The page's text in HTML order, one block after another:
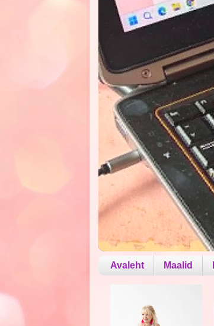
Avaleht Maalid